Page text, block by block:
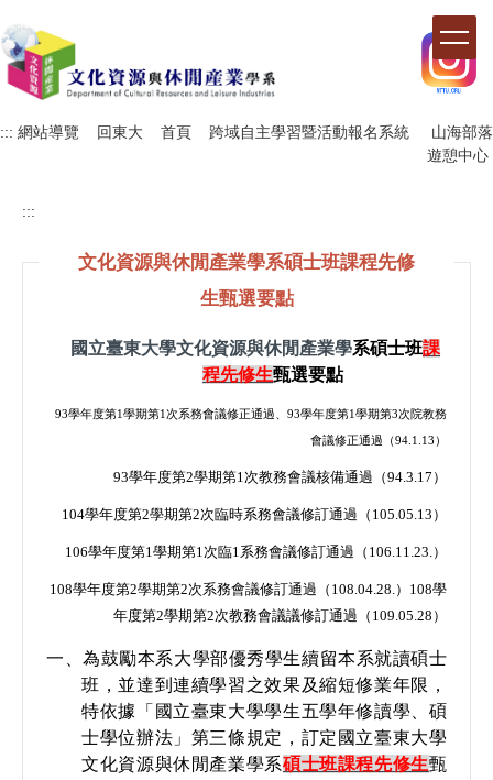
到
主
要
容
::: 網站導覽 回東大 首頁 跨域自主學習暨活動報名系統
山海部落
遊憩中心
:::
文化資源與休閒產業學系碩士班課程先修
生甄選要點
國立臺東大學文化資源與休閒產業學系碩士班課
程先修生甄選要點
93學年度第1 學期第1 次系務會議修正通過、 93學年度第1 學期第3次院教務
會議修正通過（94.1.13）
93學年度第2學期第1次教務會議核備通過（94.3.17 ）
104學年度第2學期第2次臨時系務會議修訂通過（ 105.05.13 ）
106學年度第1學期第1次臨1系務會議修訂通過（ 106.11.23.）
108學年度第2學期第2次系務會議修訂通過（ 108.04.28.） 108學
年度第2學期第2次教務會議議修訂通過（ 109.05.28 ）
一、為鼓勵本系大學部優秀學生續留本系就讀碩士
班，並達到連續學習之效果及縮短修業年限，
特依據「國立臺東大學學生五學年修讀學、碩
士學位辦法」第三條規定，訂定國立臺東大學
文化資源與休閒產業學系碩士班課程先修生甄